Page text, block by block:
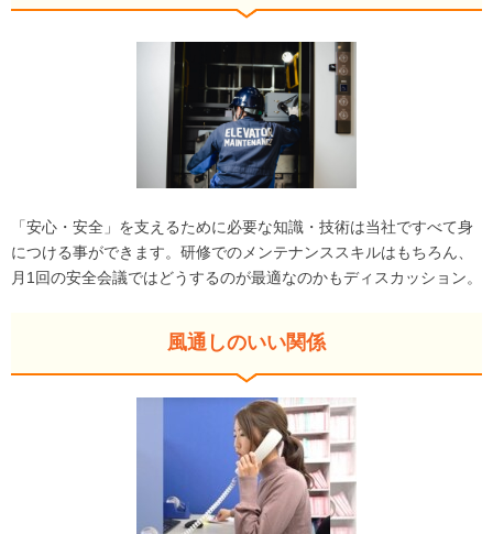
「安心・安全」を支えるために必要な知識・技術は当社ですべて身
につける事ができます。研修でのメンテナンススキルはもちろん、
月1回の安全会議ではどうするのが最適なのかもディスカッション。
風通しのいい関係